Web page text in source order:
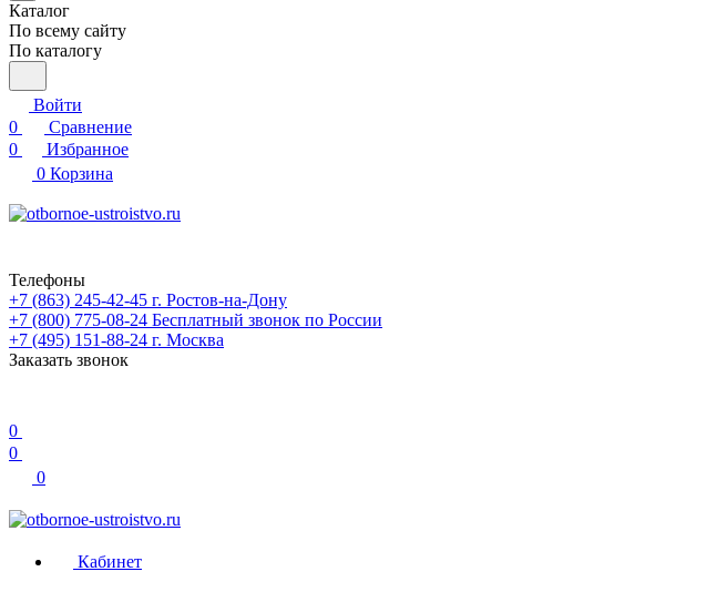
Каталог
По всему сайту
По каталогу
Войти
0
Сравнение
0
Избранное
0 Корзина
Телефоны
+7 (863) 245-42-45 г. Ростов-на-Дону
+7 (800) 775-08-24 Бесплатный звонок по России
+7 (495) 151-88-24 г. Москва
Заказать звонок
0
0
0
Кабинет